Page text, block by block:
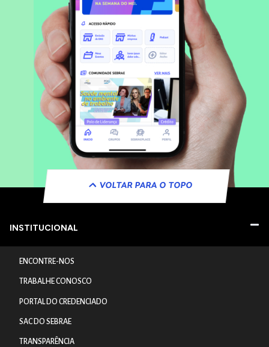
VOLTAR PARA O TOPO
INSTITUCIONAL
ENCONTRE-NOS
TRABALHE CONOSCO
PORTAL DO CREDENCIADO
SAC DO SEBRAE
TRANSPARÊNCIA